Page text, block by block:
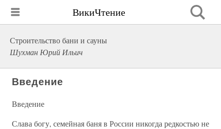
ВикиЧтение
Строительство бани и сауны
Шухман Юрий Ильич
Введение
Введение
Слава богу, семейная баня в России никогда редкостью не